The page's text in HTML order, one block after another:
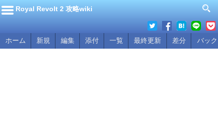
Royal Revolt 2 攻略wiki
ホーム 新規 編集 添付 一覧 最終更新 差分 バッ